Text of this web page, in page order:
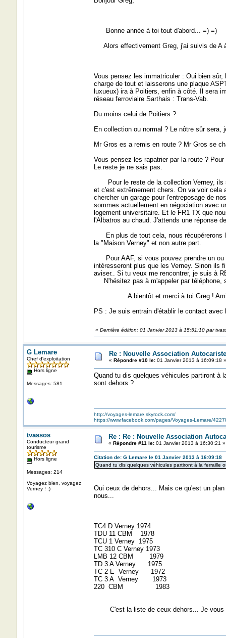
Bonne année à toi tout d'abord... =) =)
Alors effectivement Greg, j'ai suivis de A
Vous pensez les immatriculer : Oui bien
charge de tout et laisserons une plaque
luxueux) ira à Poitiers, enfin à côté. Il sera
réseau ferroviaire Sarthais : Trans-Vab.
Du moins celui de Poitiers ?
En collection ou normal ? Le nôtre sûr
Mr Gros es a remis en route ? Mr Gros se
Vous pensez les rapatrier par la route ?
Le reste je ne sais pas.
Pour le reste de la collection Verney, ils
et c'est extrêmement chers. On va voir cela
chercher un garage pour l'entreposage de
sommes actuellement en négociation avec
logement universitaire. Et le FR1 TX que
l'Albatros au chaud. J'attends une réponse
En plus de tout cela, nous récupérerons
la "Maison Verney" et non autre part.
Pour AAF, si vous pouvez prendre un ou
intéresseront plus que les Verney. Sinon ils
aviser.. Si tu veux me rencontrer, je suis à
N'hésitez pas à m'appeler par téléphone,
A bientôt et merci à toi Greg !
PS : Je suis entrain d'établir le contact avec
« Dernière édition: 01 Janvier 2013 à 15:51:10 par
G Lemare
Chef d'exploitation
Hors ligne
Messages: 581
Re : Nouvelle Association
« Répondre #10 le:01 Janvier 2013 à 16:09:18 »
Quand tu dis quelques véhicules partiront à
sont dehors ?
http://voyages-lemare.skyrock.com/
https://www.facebook.com/pages/Voyages-Lemare/
tvassos
Conducteur grand
tourisme
Hors ligne
Messages: 214
Voyagez bien, voyagez
Verney ! :)
Re : Re : Nouvelle Association
« Répondre #11 le:01 Janvier 2013 à 16:30:21 »
Citation de: G Lemare le 01 Janvier 2013 à 16:09:18
Quand tu dis quelques véhicules partiront à la ferraille
Oui ceux de dehors... Mais ce qu'est un
nous...
TC4 D Verney 1974
TDU 11 CBM 1978
TCU 1 Verney 1975
TC 310 C Verney 1973
LMB 12 CBM 1979
TD 3 A Verney 1975
TC 2 E Verney 1972
TC 3 A Verney 1973
220 CBM 1983
C'est la liste de ceux dehors... Je vous